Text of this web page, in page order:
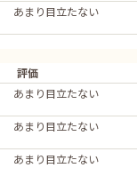
あまり目立たない
評価
あまり目立たない
あまり目立たない
あまり目立たない